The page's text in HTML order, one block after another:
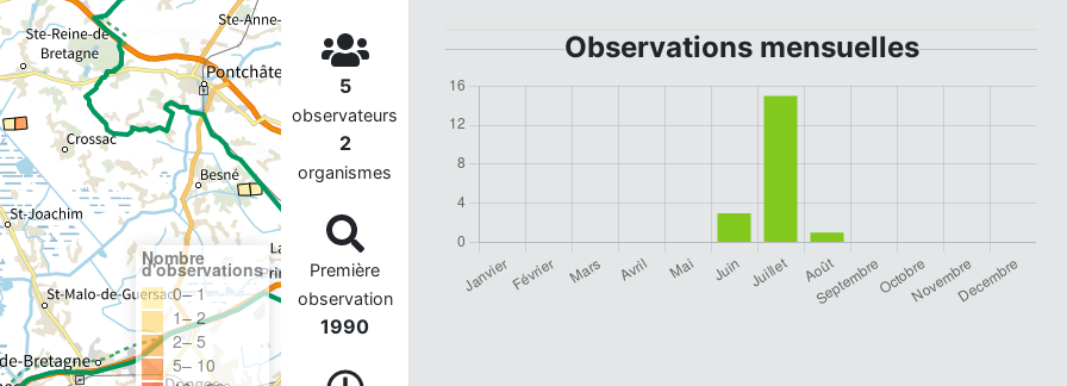
Nombre
d'observations
0– 1
1– 2
2– 5
5– 10
5
observateurs
2
organismes
Première
observation
1990
Observations mensuelles